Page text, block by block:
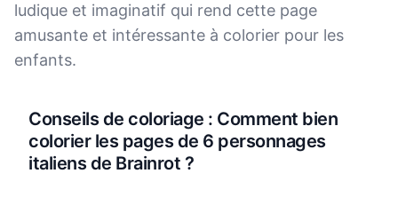
ludique et imaginatif qui rend cette page
amusante et intéressante à colorier pour les
enfants.
Conseils de coloriage : Comment bien
colorier les pages de 6 personnages
italiens de Brainrot ?